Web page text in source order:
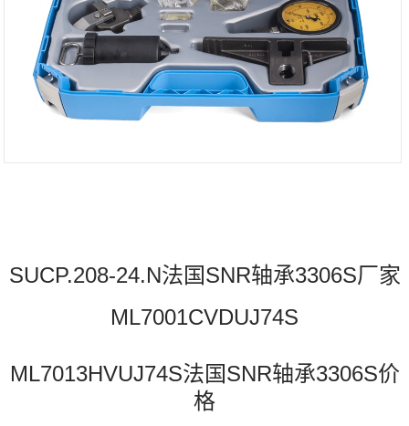
SUCP.208-24.N法国SNR轴承3306S厂家
ML7001CVDUJ74S
ML7013HVUJ74S法国SNR轴承3306S价
格